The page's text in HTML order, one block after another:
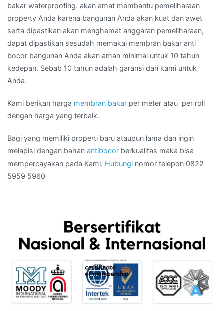
bakar waterproofing. akan amat membantu pemeliharaan
property Anda karena bangunan Anda akan kuat dan awet
serta dipastikan akan menghemat anggaran pemeliharaan,
dapat dipastikan sesudah memakai membran bakar anti
bocor bangunan Anda akan aman minimal untuk 10 tahun
kedepan. Sebab 10 tahun adalah garansi dari kami untuk
Anda.
Kami berikan harga membran bakar per meter atau per roll
dengan harga yang terbaik.
Bagi yang memiliki properti baru ataupun lama dan ingin
melapisi dengan bahan antibocor berkualitas maka bisa
mempercayakan pada Kami. Hubungi nomor telepon 0822
5959 5960